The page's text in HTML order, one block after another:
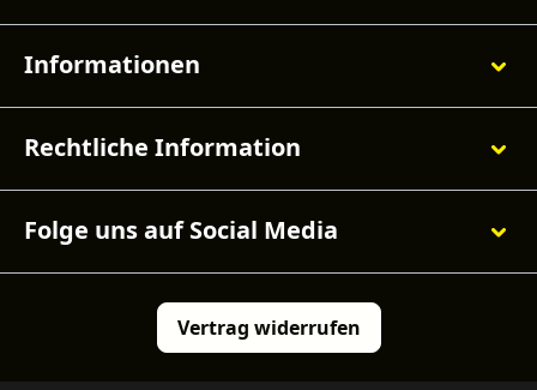
Informationen
Rechtliche Information
Folge uns auf Social Media
Vertrag widerrufen